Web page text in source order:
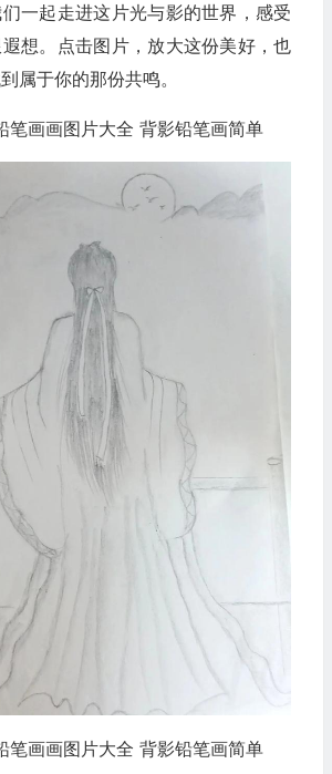
一起走进这片光与影的世界，感受
想。点击图片，放大这份美好，也
属于你的那份共鸣。